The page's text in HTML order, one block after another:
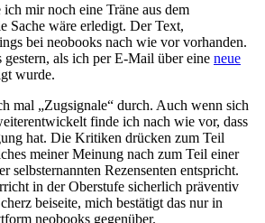
mir noch eine Träne aus dem
Sache wäre erledigt. Der Text,
bei neobooks nach wie vor vorhanden.
als ich per E-Mail über eine neue
wurde.
mal „Zugsignale“ durch. Auch wenn sich
finde ich nach wie vor, dass
hat. Die Kritiken drücken zum Teil
meiner Meinung nach zum Teil einer
selbsternannten Rezensenten entspricht.
in der Oberstufe sicherlich präventiv
beiseite, mich bestätigt das nur in
neobooks gegenüber.